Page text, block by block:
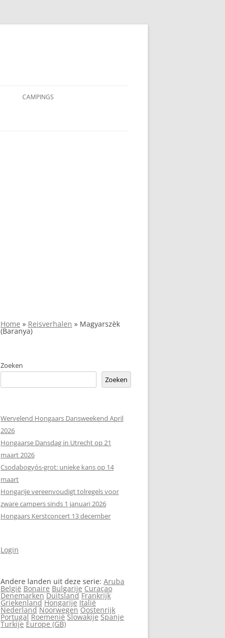
CAMPINGS
Home » Reisverhalen » Magyarszèk
(Baranya)
Zoeken
Zoeken
Wervelend Hongaars Dansweekend April
2026
Hongaarse Dansdag in Utrecht op 21
maart 2026
Csodabogyós‑grot: unieke kans op 14
maart
Hongarije vereenvoudigt tolregels voor
zware campers sinds 1 januari 2026
Hongaars Kerstconcert 13 december
Login
Andere landen uit deze serie: Aruba
België Bonaire Bulgarije Curaçao
Denemarken Duitsland Frankrijk
Griekenland Hongarije Italië
Nederland Noorwegen Oostenrijk
Portugal Roemenië Slowakije Spanje
Turkije Europe (GB)